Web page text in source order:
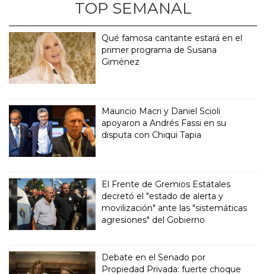
TOP SEMANAL
Qué famosa cantante estará en el
primer programa de Susana
Giménez
Mauricio Macri y Daniel Scioli
apoyaron a Andrés Fassi en su
disputa con Chiqui Tapia
El Frente de Gremios Estatales
decretó el "estado de alerta y
movilización" ante las "sistemáticas
agresiones" del Gobierno
Debate en el Senado por
Propiedad Privada: fuerte choque